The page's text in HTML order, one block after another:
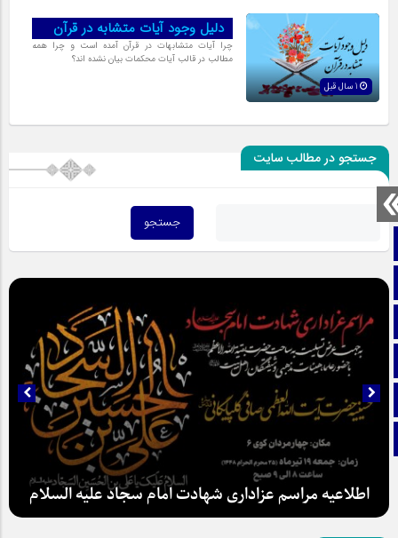
تماس با ما
اینستاگرام
دلیل وجود آیات متشابه در قرآن
چرا آیات متشابهات در قرآن آمده است و چرا همه
مطالب در قالب آیات محکمات بیان نشده اند؟
جستجو در مطالب سایت
اطلاعیه مراسم عزاداری شهادت امام سجاد علیه السلام